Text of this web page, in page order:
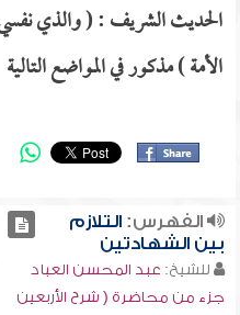
الحديث الشريف : ( والذي
الأمة ) مذكور في المواضع التالية
الفهرس:التلازم
بين الشهادتين
للشيخ: عبد المحسن العباد
جزء من محاضرة ( شرح الأربعين